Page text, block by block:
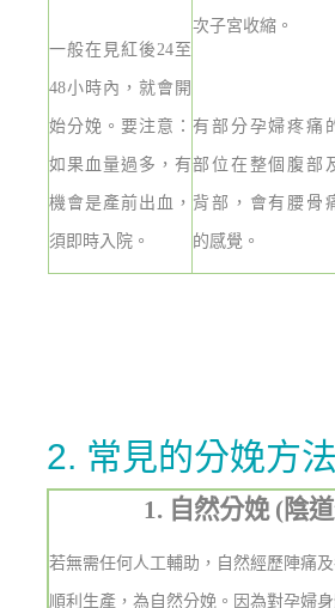
一般在見紅後 24 至
48小時內，就會開
始分娩。要注意：
如果血量過多，有
機會是產前出血，
須即時入院。
次子宮收縮。
有部分孕婦疼痛
部位在整個腹部
背部，會有腰骨
的感覺。
2. 常見的分娩方法
1. 自然分娩(陰
若無需任何人工輔助，自然經歷陣痛
順利生產，為自然分娩。因為對孕婦